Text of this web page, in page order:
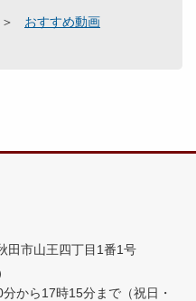
おすすめ動画
市山王四丁目1番1号
分から17時15分まで （祝日・